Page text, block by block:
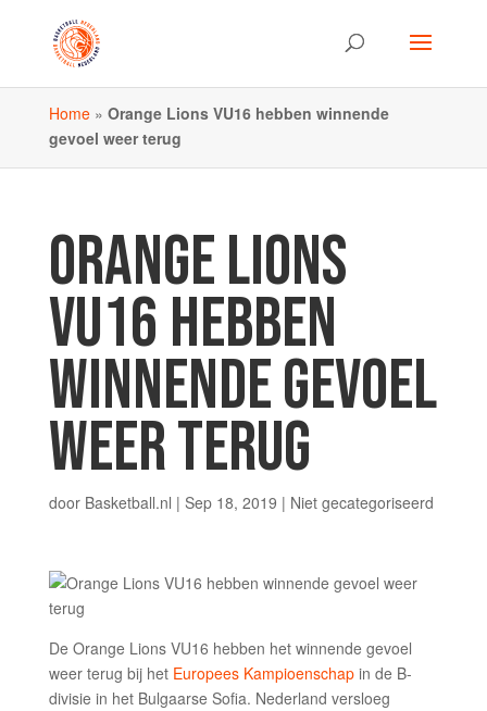
Home» Orange Lions VU16 hebben winnende
gevoel weer terug
ORANGE LIONS
VU16 HEBBEN
WINNENDE GEVOEL
WEER TERUG
door Basketball.nl | Sep 18, 2019 | Niet gecategoriseerd
De Orange Lions VU16 hebben het winnende gevoel
weer terug bij het Europees Kampioenschapin de B-
divisie in het Bulgaarse Sofia. Nederland versloeg